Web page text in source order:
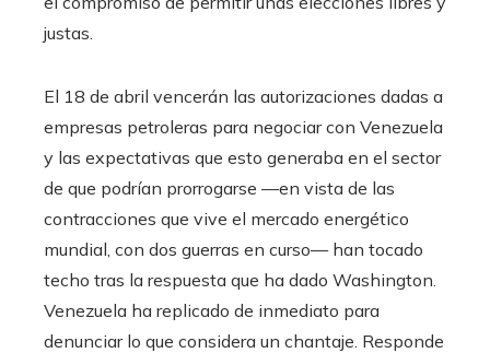
justas.
El 18 de abril vencerán las autorizaciones dadas a
empresas petroleras para negociar con Venezuela
y las expectativas que esto generaba en el sector
de que podrían prorrogarse —en vista de las
contracciones que vive el mercado energético
mundial, con dos guerras en curso— han tocado
techo tras la respuesta que ha dado Washington.
Venezuela ha replicado de inmediato para
denunciar lo que considera un chantaje. Responde